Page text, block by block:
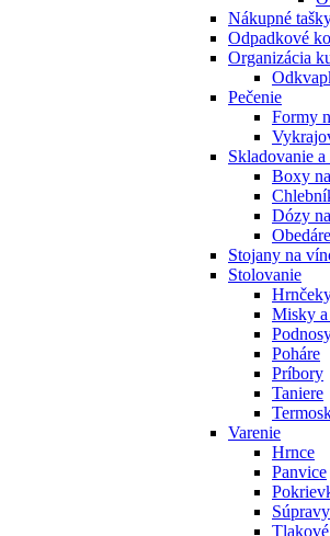
Nákupné
Odpadkové
Organizácia
Pečenie
Formy
Skladovanie
Boxy
Dózy
Obedáre
Stojany na
Stolovanie
Misky
Poháre
Príbory
Taniere
Varenie
Hrnce
Panvice